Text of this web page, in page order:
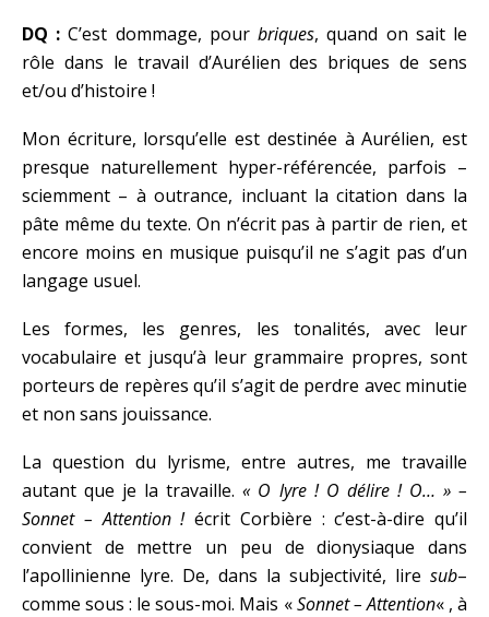
DQ :C’est dommage, pourbriques, quand on sait le
rôle dans le travail d’Aurélien des briques de sens
et/ou d’histoire !
Mon écriture, lorsqu’elle est destinée à Aurélien, est
presque naturellement hyper-référencée, parfois –
sciemment – à outrance, incluant la citation dans la
pâte même du texte. On n’écrit pas à partir de rien, et
encore moins en musique puisqu’il ne s’agit pas d’un
langage usuel.
Les formes, les genres, les tonalités, avec leur
vocabulaire et jusqu’à leur grammaire propres, sont
porteurs de repères qu’il s’agit de perdre avec minutie
et non sans jouissance.
La question du lyrisme, entre autres, me travaille
autant que je la travaille.« O lyre ! O délire ! O… » –
Sonnet – Attention !écrit Corbière : c’est-à-dire qu’il
convient de mettre un peu de dionysiaque dans
l’apollinienne lyre. De, dans la subjectivité, lire sub–
comme sous : le sous-moi. Mais «Sonnet – Attention« , à